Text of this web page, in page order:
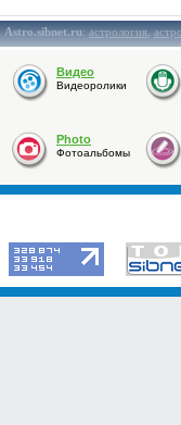
Astro.sibnet.ru:астрология,
Видео
Видеоролики
Photo
Фотоальбомы